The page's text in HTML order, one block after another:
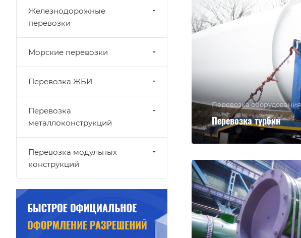
Перевозка оборудования
Перевозка турбин
Железнодорожные
перевозки
Морские перевозки
Перевозка ЖБИ
Перевозка
металлоконструкций
Перевозка модульных
конструкций